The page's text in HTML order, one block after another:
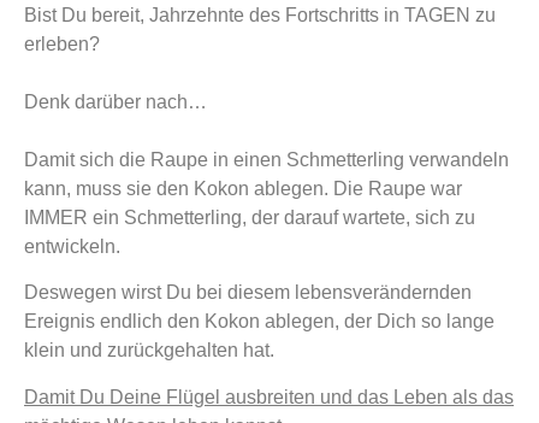
Bist Du bereit, Jahrzehnte des Fortschritts in TAGEN zu
erleben?
Denk darüber nach…
Damit sich die Raupe in einen Schmetterling verwandeln
kann, muss sie den Kokon ablegen. Die Raupe war
IMMER ein Schmetterling, der darauf wartete, sich zu
entwickeln.
Deswegen wirst Du bei diesem lebensverändernden
Ereignis endlich den Kokon ablegen, der Dich so lange
klein und zurückgehalten hat.
Damit Du Deine Flügel ausbreiten und das Leben als das